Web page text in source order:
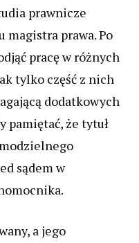
prawnicze
magistra prawa. Po
pracę w różnych
tylko część z nich
dodatkowych
pamiętać, że tytuł
sądem w
a jego